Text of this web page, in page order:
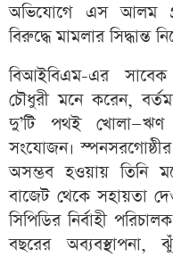
অভিযোগে এস আলম
বিরুদ্ধে মামলার সিদ্ধান্ত
বিআইবিএম-এর
চৌধুরী মনে করেন,
দু’টি পথই
সংযোজন।
অসম্ভব হওয়ায় তিনি
বাজেট থেকে সহায়তা
সিপিডির নির্বাহী
বছরের